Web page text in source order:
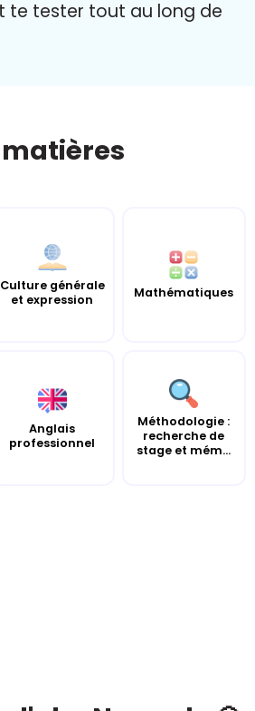
te tester tout au long de
Culture générale
et expression
Mathématiques
Anglais
professionnel
Méthodologie :
recherche de
stage et mém...